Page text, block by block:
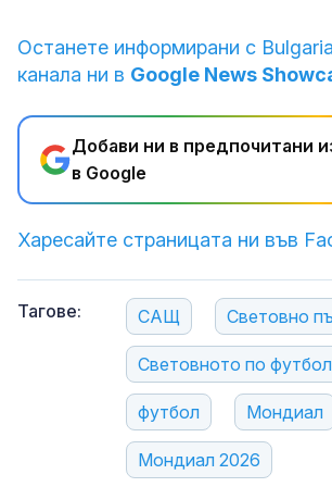
Останете информирани с
канала ни в Google News
Добави ни в предпочитани
в Google
Харесайте страницата ни във
Тагове: САЩ Световно
Световното по футбол
футбол Мондиал
Мондиал 2026